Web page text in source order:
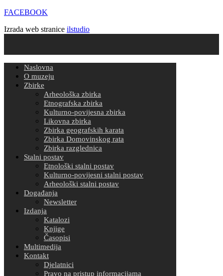
FACEBOOK
Izrada web stranice ilstudio
Naslovna
O muzeju
Zbirke
Arheološka zbirka
Etnografska zbirka
Kulturno-povijesna zbirka
Likovna zbirka
Zbirka geografskih karata
Zbirka Domovinskog rata
Zbirka razglednica
Stalni postav
Etnološki stalni postav
Kulturno-povijesni stalni postav
Arheološki stalni postav
Događanja
Newsletter
Izdanja
Katalozi
Knjige
Časopisi
Multimedija
Kontakt
Djelatnici
Pravo na pristup informacijama